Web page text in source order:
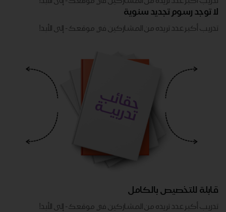
لا توجد رسوم تجديد سنوية
تدريب أكبر عدد تريده من المشاركين في موقعك - ​​إلى الأبد!
قابلة للتخصيص بالكامل
تدريب أكبر عدد تريده من المشاركين في موقعك - ​​إلى الأبد!